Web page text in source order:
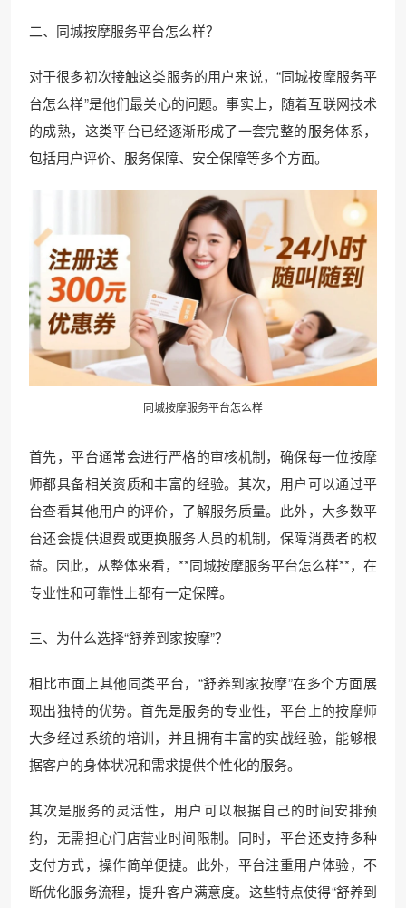
二、同城按摩服务平台怎么样？
对于很多初次接触这类服务的用户来说，“同城按摩服务平
台怎么样”是他们最关心的问题。事实上，随着互联网技术
的成熟，这类平台已经逐渐形成了一套完整的服务体系，
包括用户评价、服务保障、安全保障等多个方面。
同城按摩服务平台怎么样
首先，平台通常会进行严格的审核机制，确保每一位按摩
师都具备相关资质和丰富的经验。其次，用户可以通过平
台查看其他用户的评价，了解服务质量。此外，大多数平
台还会提供退费或更换服务人员的机制，保障消费者的权
益。因此，从整体来看，**同城按摩服务平台怎么样**，在
专业性和可靠性上都有一定保障。
三、为什么选择“舒养到家按摩”？
相比市面上其他同类平台，“舒养到家按摩”在多个方面展
现出独特的优势。首先是服务的专业性，平台上的按摩师
大多经过系统的培训，并且拥有丰富的实战经验，能够根
据客户的身体状况和需求提供个性化的服务。
其次是服务的灵活性，用户可以根据自己的时间安排预
约，无需担心门店营业时间限制。同时，平台还支持多种
支付方式，操作简单便捷。此外，平台注重用户体验，不
断优化服务流程，提升客户满意度。这些特点使得“舒养到